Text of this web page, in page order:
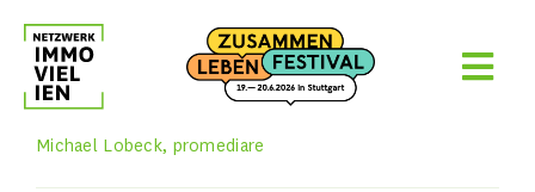
content
Michael Lobeck, promediare